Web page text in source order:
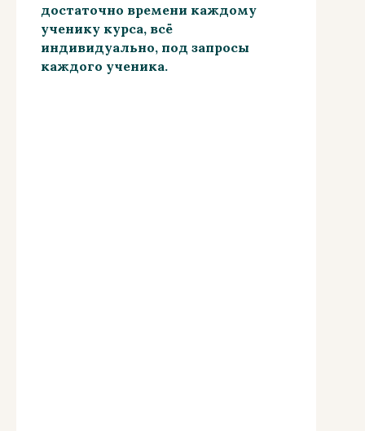
достаточно времени каждому
ученику курса, всё
индивидуально, под запросы
каждого ученика.